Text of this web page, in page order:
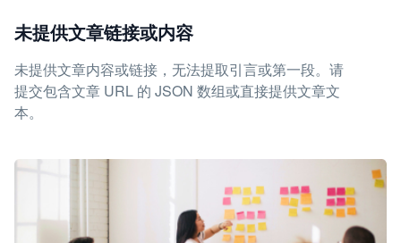
未提供文章链接或内容
未提供文章内容或链接，无法提取引言或第一段。请
提交包含文章 URL 的 JSON 数组或直接提供文章文
本。